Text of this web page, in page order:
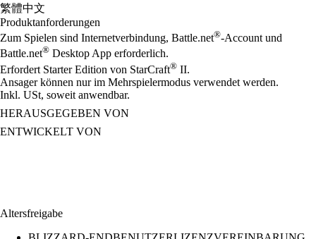
繁體中文
Produktanforderungen
Zum Spielen sind Internetverbindung, Battle.net®-Account und
Battle.net® Desktop App erforderlich.
Erfordert Starter Edition von StarCraft® II.
Ansager können nur im Mehrspielermodus verwendet werden.
Inkl. USt, soweit anwendbar.
HERAUSGEGEBEN VON
ENTWICKELT VON
Altersfreigabe